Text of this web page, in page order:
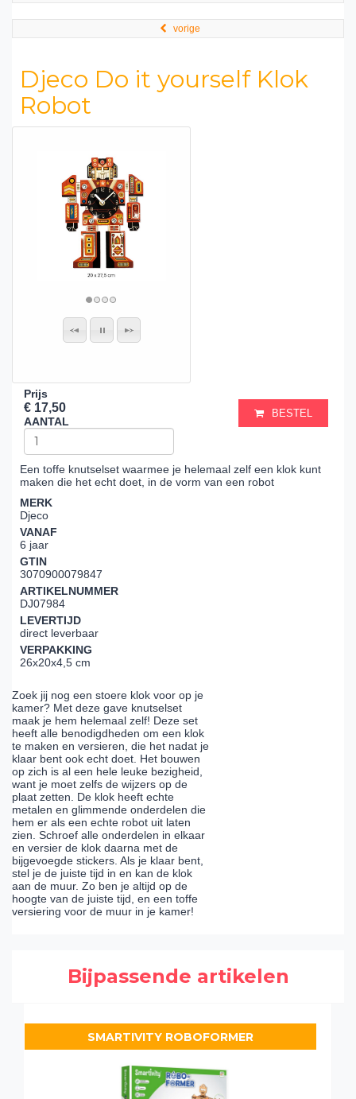
vorige
Djeco Do it yourself Klok
Robot
Prijs
€ 17,50
AANTAL
BESTEL
Een toffe knutselset waarmee je helemaal zelf een klok kunt
maken die het echt doet, in de vorm van een robot
MERK
Djeco
VANAF
6 jaar
GTIN
3070900079847
ARTIKELNUMMER
DJ07984
LEVERTIJD
direct leverbaar
VERPAKKING
26x20x4,5 cm
Zoek jij nog een stoere klok voor op je
kamer? Met deze gave knutselset
maak je hem helemaal zelf! Deze set
heeft alle benodigdheden om een klok
te maken en versieren, die het nadat je
klaar bent ook echt doet. Het bouwen
op zich is al een hele leuke bezigheid,
want je moet zelfs de wijzers op de
plaat zetten. De klok heeft echte
metalen en glimmende onderdelen die
hem er als een echte robot uit laten
zien. Schroef alle onderdelen in elkaar
en versier de klok daarna met de
bijgevoegde stickers. Als je klaar bent,
stel je de juiste tijd in en kan de klok
aan de muur. Zo ben je altijd op de
hoogte van de juiste tijd, en een toffe
versiering voor de muur in je kamer!
Bijpassende artikelen
SMARTIVITY ROBOFORMER